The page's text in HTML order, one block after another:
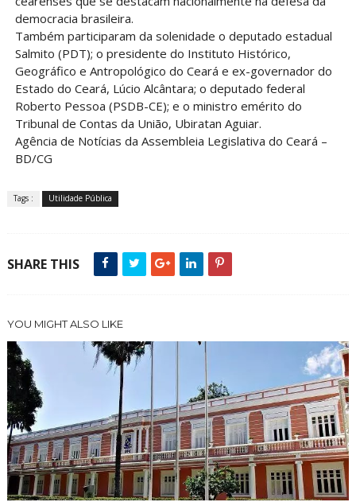
democracia brasileira.
Também participaram da solenidade o deputado estadual
Salmito (PDT); o presidente do Instituto Histórico,
Geográfico e Antropológico do Ceará e ex-governador do
Estado do Ceará, Lúcio Alcântara; o deputado federal
Roberto Pessoa (PSDB-CE); e o ministro emérito do
Tribunal de Contas da União, Ubiratan Aguiar.
Agência de Notícias da Assembleia Legislativa do Ceará –
BD/CG
Tags : Utilidade Pública
SHARE THIS
YOU MIGHT ALSO LIKE